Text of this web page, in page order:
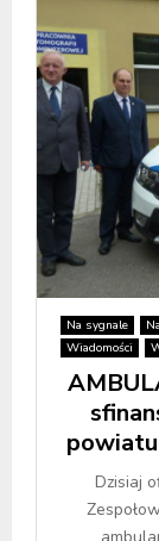
Na sygnale
Wiadomości
Dzisiaj